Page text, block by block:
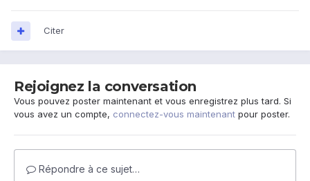
Citer
Rejoignez la conversation
Vous pouvez poster maintenant et vous enregistrez plus tard. Si
vous avez un compte, connectez-vous maintenant pour poster.
Répondre à ce sujet…